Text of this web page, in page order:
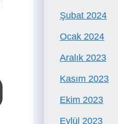
Şubat 2024
Ocak 2024
Aralık 2023
Kasım 2023
Ekim 2023
Eylül 2023